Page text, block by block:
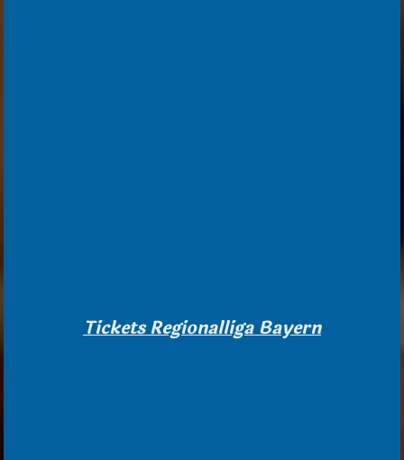
Tickets Regionalliga Bayern